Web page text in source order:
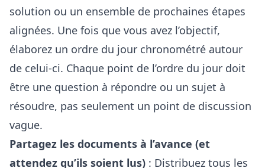
solution ou un ensemble de prochaines étapes
alignées. Une fois que vous avez l’objectif,
élaborez un ordre du jour chronométré autour
de celui-ci. Chaque point de l’ordre du jour doit
être une question à répondre ou un sujet à
résoudre, pas seulement un point de discussion
vague.
Partagez les documents à l’avance (et
attendez qu’ils soient lus) : Distribuez tous les